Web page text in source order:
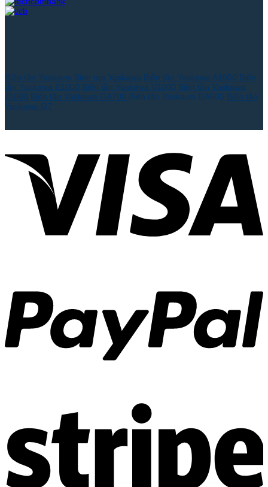
Biến tần Yaskawa Bien tan Yaskawa Biến tần Yaskawa A1000 Biến
tần Yaskawa E1000 Biến tần Yaskawa V1000 Biến tần Yaskawa
J1000 Biến tần Yaskawa GA700 Biến tần Yaskawa GA500 Biến tần
Yaskawa G7